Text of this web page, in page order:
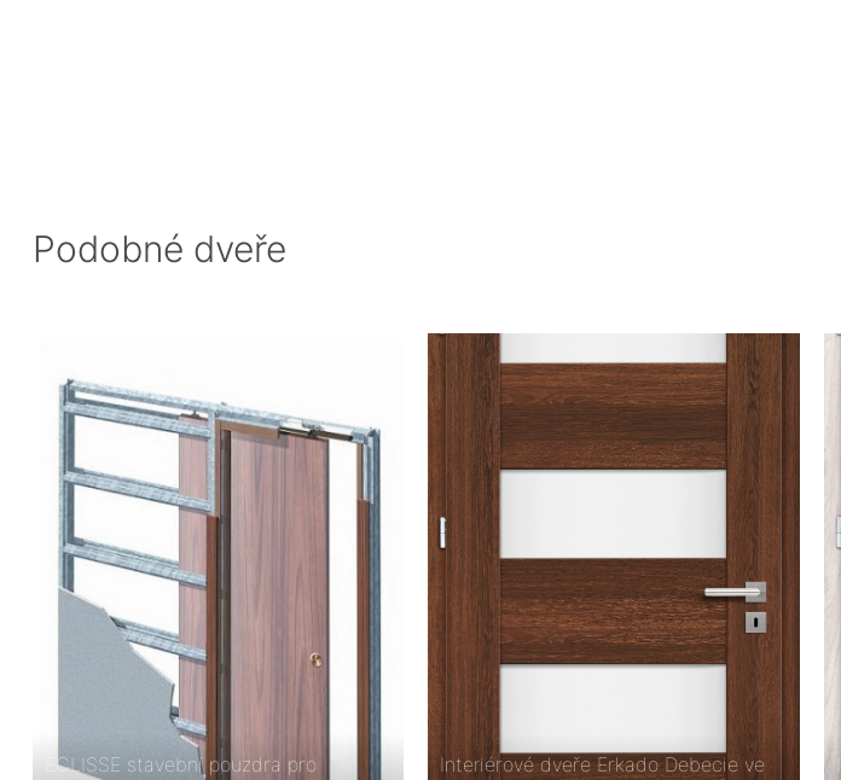
Podobné dveře
ECLISSE stavební pouzdra pro Interiérové dveře Erkado Debecie ve